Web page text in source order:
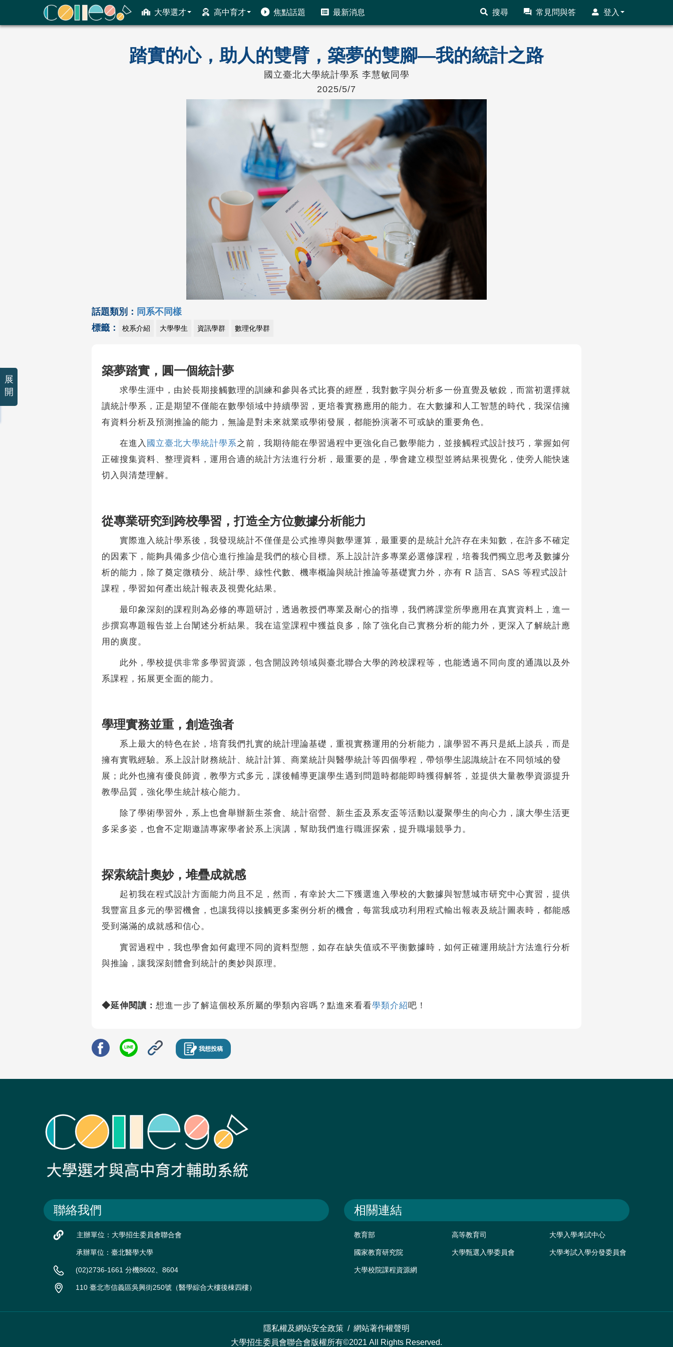
大學選才 高中育才 焦點話題 最新消息 搜尋 常見問與答 登入
ColleGo! 大學選才與高中育才輔助系統
踏實的心，助人的雙臂，築夢的雙腳—我的統計之路
國立臺北大學統計學系 李慧敏同學
2025/5/7
話題類別： 同系不同樣
標籤：
校系介紹 大學學生 資訊學群 數理化學群
築夢踏實，圓一個統計夢
求學生涯中，由於長期接觸數理的訓練和參與各式比賽的經歷，我對數字與分析多一份直覺及敏銳，而當初選擇就
讀統計學系，正是期望不僅能在數學領域中持續學習，更培養實務應用的能力。在大數據和人工智慧的時代，我深信擁
有資料分析及預測推論的能力，無論是對未來就業或學術發展，都能扮演著不可或缺的重要角色。
在進入 國立臺北大學統計學系之前，我期待能在學習過程中更強化自己數學能力，並接觸程式設計技巧，掌握如何
正確搜集資料、整理資料，運用合適的統計方法進行分析，最重要的是，學會建立模型並將結果視覺化，使旁人能快速
切入與清楚理解。
從專業研究到跨校學習，打造全方位數據分析能力
實際進入統計學系後，我發現統計不僅僅是公式推導與數學運算，最重要的是統計允許存在未知數，在許多不確定
的因素下，能夠具備多少信心進行推論是我們的核心目標。系上設計許多專業必選修課程，培養我們獨立思考及數據分
析的能力，除了奠定微積分、統計學、線性代數、機率概論與統計推論等基礎實力外，亦有 R 語言、SAS 等程式設計
課程，學習如何產出統計報表及視覺化結果。
最印象深刻的課程則為必修的專題研討，透過教授們專業及耐心的指導，我們將課堂所學應用在真實資料上，進一
步撰寫專題報告並上台闡述分析結果。我在這堂課程中獲益良多，除了強化自己實務分析的能力外，更深入了解統計應
用的廣度。
此外，學校提供非常多學習資源，包含開設跨領域與臺北聯合大學的跨校課程等，也能透過不同向度的通識以及外
系課程，拓展更全面的能力。
學理實務並重，創造強者
系上最大的特色在於，培育我們扎實的統計理論基礎，重視實務運用的分析能力，讓學習不再只是紙上談兵，而是
擁有實戰經驗。系上設計財務統計、統計計算、商業統計與醫學統計等四個學程，帶領學生認識統計在不同領域的發
展；此外也擁有優良師資，教學方式多元，課後輔導更讓學生遇到問題時都能即時獲得解答，並提供大量教學資源提升
教學品質，強化學生統計核心能力。
除了學術學習外，系上也會舉辦新生茶會、統計宿營、新生盃及系友盃等活動以凝聚學生的向心力，讓大學生活更
多采多姿，也會不定期邀請專家學者於系上演講，幫助我們進行職涯探索，提升職場競爭力。
探索統計奧妙，堆疊成就感
起初我在程式設計方面能力尚且不足，然而，有幸於大二下獲選進入學校的大數據與智慧城市研究中心實習，提供
我豐富且多元的學習機會，也讓我得以接觸更多案例分析的機會，每當我成功利用程式輸出報表及統計圖表時，都能感
受到滿滿的成就感和信心。
實習過程中，我也學會如何處理不同的資料型態，如存在缺失值或不平衡數據時，如何正確運用統計方法進行分析
與推論，讓我深刻體會到統計的奧妙與原理。
◆延伸閱讀： 想進一步了解這個校系所屬的學類內容嗎？點進來看看學類介紹吧！
我想投稿
聯絡我們
主辦單位：大學招生委員會聯合會
承辦單位：臺北醫學大學
(02)2736-1661 分機8602、8604
110 臺北市信義區吳興街250號（醫學綜合大樓後棟四樓）
相關連結
教育部 高等教育司 大學入學考試中心
國家教育研究院 大學甄選入學委員會 大學考試入學分發委員會
大學校院課程資源網
隱私權及網站安全政策 / 網站著作權聲明
大學招生委員會聯合會版權所有©2021 All Rights Reserved.
展
開